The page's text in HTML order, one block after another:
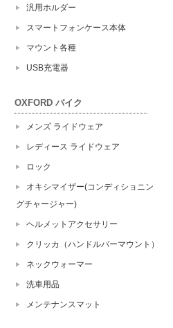
汎用ホルダー
スマートフォンケース本体
マウント各種
USB充電器
OXFORD バイク
メンズ ライドウェア
レディース ライドウェア
ロック
オキシマイザー(コンディショニン
グチャージャー)
ヘルメットアクセサリー
クリッカ（ハンドルバーマウント）
ネックウォーマー
洗車用品
メンテナンスマット